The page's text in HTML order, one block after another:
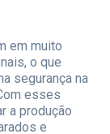
em muito
o que
segurança na
esses
a produção
e